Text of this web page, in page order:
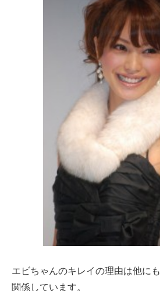
エビちゃんのキレイの理由は他にも
関係しています。